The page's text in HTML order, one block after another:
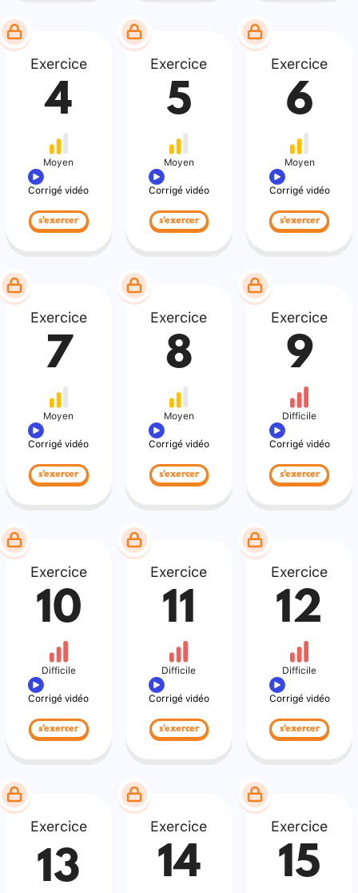
Exercice
4
Moyen
Corrigé vidéo
s'exercer
Exercice
5
Moyen
Corrigé vidéo
s'exercer
Exercice
6
Moyen
Corrigé vidéo
s'exercer
Exercice
7
Moyen
Corrigé vidéo
s'exercer
Exercice
8
Moyen
Corrigé vidéo
s'exercer
Exercice
9
Difficile
Corrigé vidéo
s'exercer
Exercice
10
Difficile
Corrigé vidéo
s'exercer
Exercice
11
Difficile
Corrigé vidéo
s'exercer
Exercice
12
Difficile
Corrigé vidéo
s'exercer
Exercice
13
Exercice
14
Exercice
15